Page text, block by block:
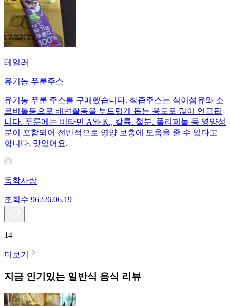
테일러
유기농 푸룬주스
유기농 푸룬 주스를 구매했습니다. 착즙주스는 식이섬유와 소
르비톨등으로 배변활동을 부드럽게 돕는 용도로 많이 언급됩
니다. 푸룬에는 비타민 A와 K., 칼륨. 철분. 폴리페놀 등 영양성
분이 포함되어 전반적으로 영양 보충에 도움을 줄 수 있다고
합니다. 맛있어요.
독학사랑
조회수 96226.06.19
14
더보기
지금 인기있는 일반식 음식 리뷰